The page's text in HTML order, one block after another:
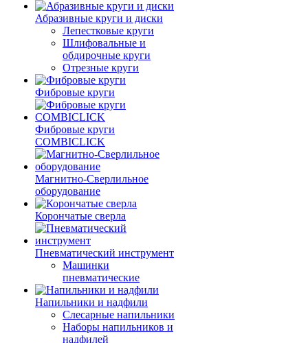
Абразивные круги и диски
Лепестковые круги
Шлифовальные и
обдирочные круги
Отрезные круги
Фибровые круги
Фибровые круги
COMBICLICK
Магнитно-Сверлильное
оборудование
Корончатые сверла
Пневматический инструмент
Машинки
пневматические
Напильники и надфили
Слесарные напильники
Наборы напильников и
надфилей